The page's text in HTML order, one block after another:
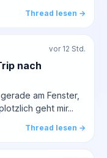
Thread lesen →
vor 12 Std.
nach
am Fenster,
geht mir...
Thread lesen →